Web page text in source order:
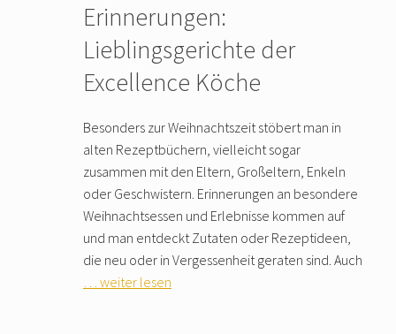
Erinnerungen:
Lieblingsgerichte der
Excellence Köche
Besonders zur Weihnachtszeit stöbert man in
alten Rezeptbüchern, vielleicht sogar
zusammen mit den Eltern, Großeltern, Enkeln
oder Geschwistern. Erinnerungen an besondere
Weihnachtsessen und Erlebnisse kommen auf
und man entdeckt Zutaten oder Rezeptideen,
die neu oder in Vergessenheit geraten sind. Auch
… weiter lesen